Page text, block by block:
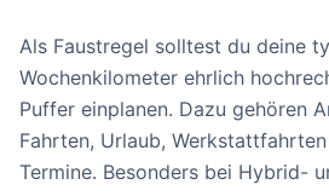
Als Faustregel solltest du deine
Wochenkilometer ehrlich
Puffer einplanen. Dazu gehören
Fahrten, Urlaub,
Termine. Besonders bei Hybrid-